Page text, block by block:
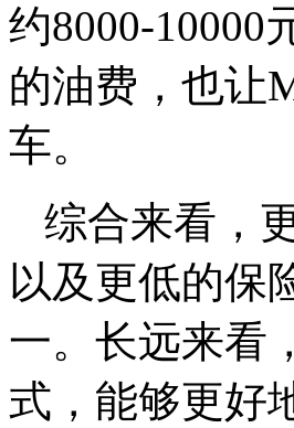
约8000-10000
的油费，也让
车。
综合来看，
以及更低的保
一。长远来看
式，能够更好